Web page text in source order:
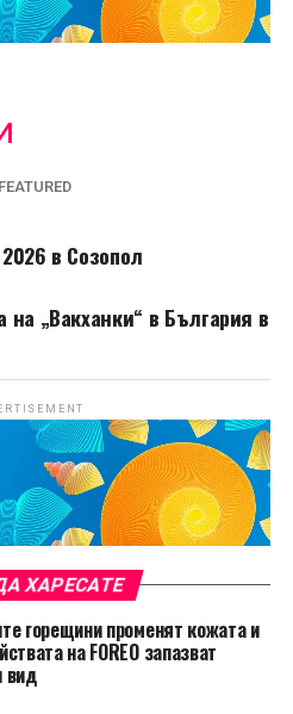
в Созопол
на „Вакханки“ в България в
ХАРЕСАТЕ
горещини променят кожата и
на FOREO запазват
вид